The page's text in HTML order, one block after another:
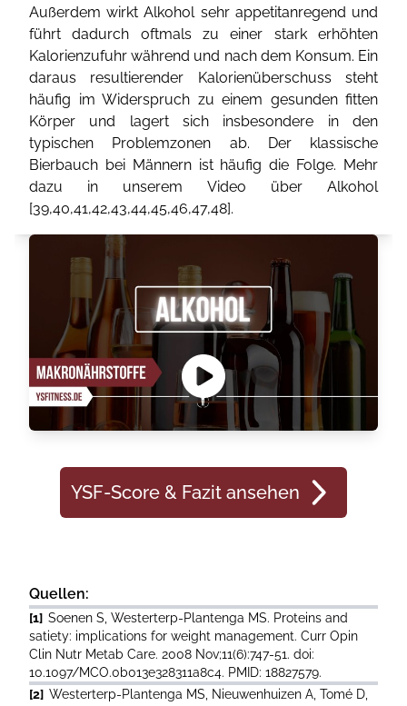
Außerdem wirkt Alkohol sehr appetitanregend und
führt dadurch oftmals zu einer stark erhöhten
Kalorienzufuhr während und nach dem Konsum. Ein
daraus resultierender Kalorienüberschuss steht
häufig im Widerspruch zu einem gesunden fitten
Körper und lagert sich insbesondere in den
typischen Problemzonen ab. Der klassische
Bierbauch bei Männern ist häufig die Folge. Mehr
dazu in unserem Video über Alkohol
[39,40,41,42,43,44,45,46,47,48].
YSF-Score & Fazit ansehen
Quellen:
[1] Soenen S, Westerterp-Plantenga MS. Proteins and
satiety: implications for weight management. Curr Opin
Clin Nutr Metab Care. 2008 Nov;11(6):747-51. doi:
10.1097/MCO.0b013e328311a8c4. PMID: 18827579.
[2] Westerterp-Plantenga MS, Nieuwenhuizen A, Tomé D,